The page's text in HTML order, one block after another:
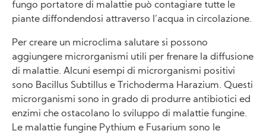
fungo portatore di malattie può contagiare tutte le
piante diffondendosi attraverso l’acqua in circolazione.
Per creare un microclima salutare si possono
aggiungere microrganismi utili per frenare la diffusione
di malattie. Alcuni esempi di microrganismi positivi
sono Bacillus Subtillus e Trichoderma Harazium. Questi
microrganismi sono in grado di produrre antibiotici ed
enzimi che ostacolano lo sviluppo di malattie fungine.
Le malattie fungine Pythium e Fusarium sono le